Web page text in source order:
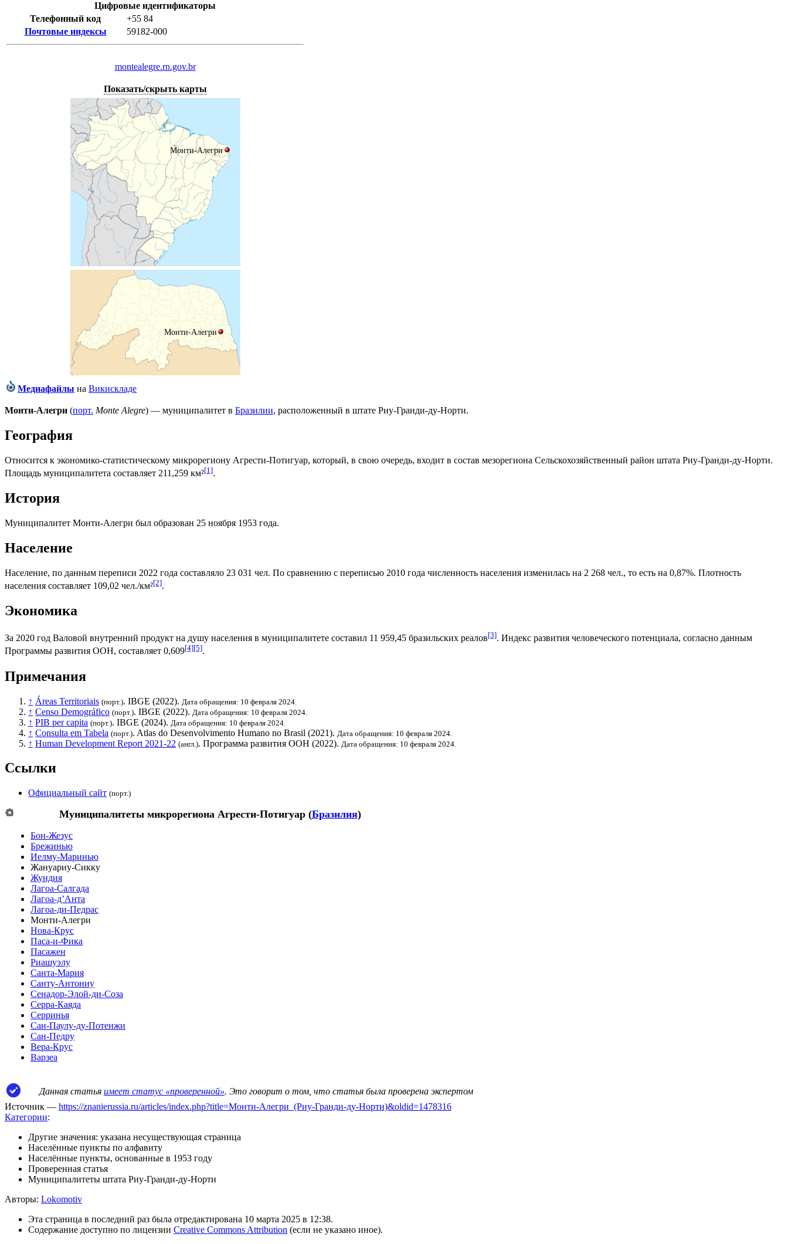
Цифровые идентификаторы
Телефонный код
+55 84
Почтовые индексы
59182-000
montealegre.rn.gov.br
Показать/скрыть карты
Монти-Алегри
Монти-Алегри
Медиафайлы на Викискладе
Монти-Алегри (порт. Monte Alegre) — муниципалитет в Бразилии, расположенный в штате Риу-Гранди-ду-Норти.
География
Относится к экономико-статистическому микрорегиону Агрести-Потигуар, который, в свою очередь, входит в состав мезорегиона Сельскохозяйственный район штата Риу-Гранди-ду-Норти.
Площадь муниципалитета составляет 211,259 км²[1].
История
Муниципалитет Монти-Алегри был образован 25 ноября 1953 года.
Население
Население, по данным переписи 2022 года составляло 23 031 чел. По сравнению с переписью 2010 года численность населения изменилась на 2 268 чел., то есть на 0,87%. Плотность
населения составляет 109,02 чел./км²[2].
Экономика
За 2020 год Валовой внутренний продукт на душу населения в муниципалитете составил 11 959,45 бразильских реалов[3]. Индекс развития человеческого потенциала, согласно данным
Программы развития ООН, составляет 0,609[4][5].
Примечания
↑ Áreas Territoriais (порт.). IBGE (2022). Дата обращения: 10 февраля 2024.
↑ Censo Demográfico (порт.). IBGE (2022). Дата обращения: 10 февраля 2024.
↑ PIB per capita (порт.). IBGE (2024). Дата обращения: 10 февраля 2024.
↑ Consulta em Tabela (порт.). Atlas do Desenvolvimento Humano no Brasil (2021). Дата обращения: 10 февраля 2024.
↑ Human Development Report 2021-22 (англ.). Программа развития ООН (2022). Дата обращения: 10 февраля 2024.
Ссылки
Официальный сайт (порт.)
Муниципалитеты микрорегиона Агрести-Потигуар(Бразилия)
Бон-Жезус
Брежинью
Иелму-Маринью
Жануариу-Сикку
Жундия
Лагоа-Салгада
Лагоа-д’Анта
Лагоа-ди-Педрас
Монти-Алегри
Нова-Крус
Паса-и-Фика
Пасажен
Риашуэлу
Санта-Мария
Санту-Антониу
Сенадор-Элой-ди-Соза
Серра-Каяда
Серринья
Сан-Паулу-ду-Потенжи
Сан-Педру
Вера-Крус
Варзеа
Данная статья имеет статус «проверенной». Это говорит о том, что статья была проверена экспертом
Источник — https://znanierussia.ru/articles/index.php?title=Монти-Алегри_(Риу-Гранди-ду-Норти)&oldid=1478316
Категории:
Другие значения: указана несуществующая страница
Населённые пункты по алфавиту
Населённые пункты, основанные в 1953 году
Проверенная статья
Муниципалитеты штата Риу-Гранди-ду-Норти
Авторы: Lokomotiv
Эта страница в последний раз была отредактирована 10 марта 2025 в 12:38.
Содержание доступно по лицензии Creative Commons Attribution (если не указано иное).